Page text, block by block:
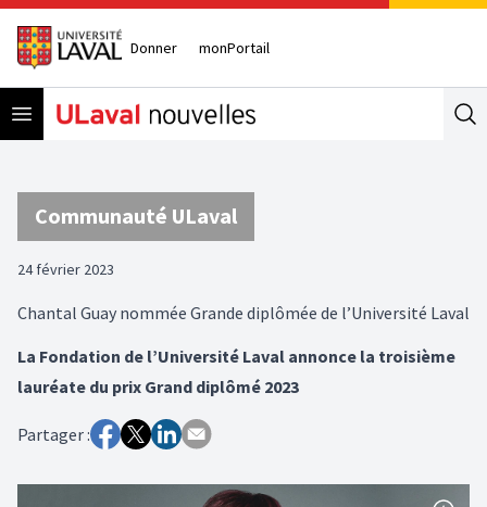
Donner monPortail
Open menu
Communauté ULaval
24 février 2023
Chantal Guay nommée Grande diplômée de l’Université Laval
La Fondation de l’Université Laval annonce la troisième
lauréate du prix Grand diplômé 2023
Partager :